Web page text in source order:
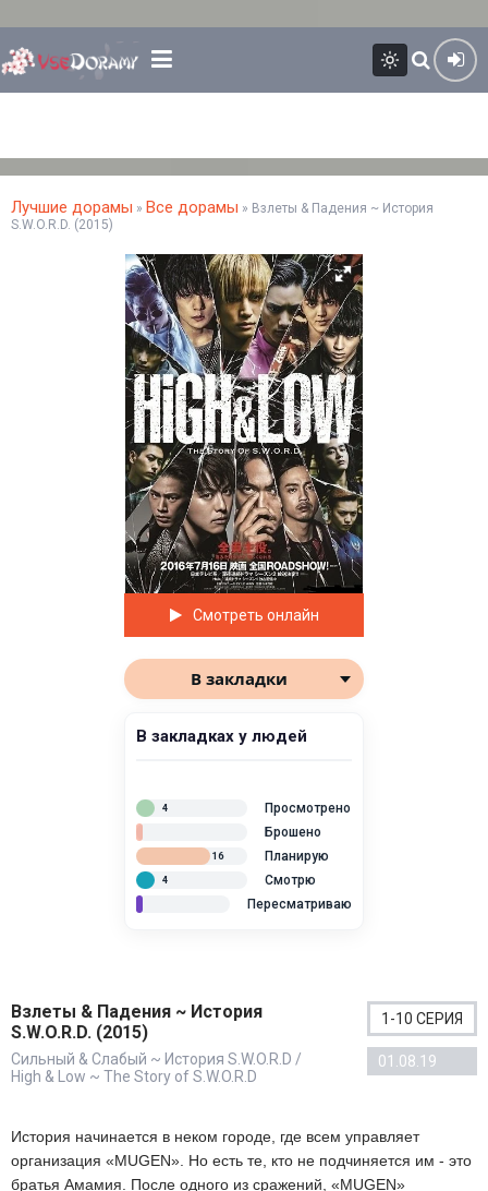
Лучшие дорамы » Все дорамы » Взлеты & Падения ~ История
S.W.O.R.D. (2015)
Смотреть онлайн
В закладки
В закладках у людей
Просмотрено
4
Брошено
Планирую
16
Смотрю
4
Пересматриваю
Взлеты & Падения ~ История
S.W.O.R.D. (2015)
Сильный & Слабый ~ История S.W.O.R.D /
High & Low ~ The Story of S.W.O.R.D
1-10 СЕРИЯ
01.08.19
История начинается в неком городе, где всем управляет
организация «MUGEN». Но есть те, кто не подчиняется им - это
братья Амамия. После одного из сражений, «MUGEN»